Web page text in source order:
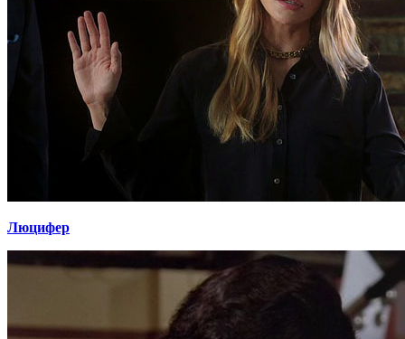
Люцифер